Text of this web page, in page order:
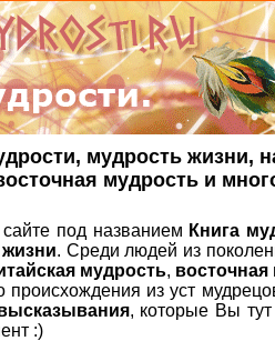
мудрость жизни,
мудрость и
под названием Книга
. Среди людей из
мудрость,
происхождения из уст
, которые Вы
:)